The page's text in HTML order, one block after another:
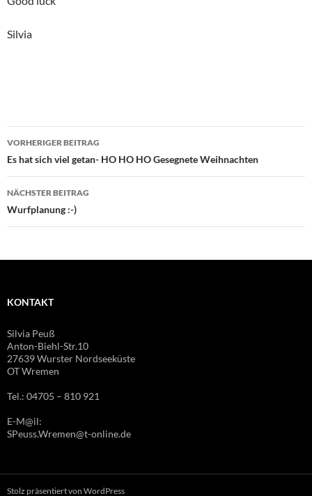
Silvia
Beitragsnavigation
VORHERIGER BEITRAG
Es hat sich viel getan- HO HO HO Gesegnete Weihnachten
NÄCHSTER BEITRAG
Wurfplanung :-)
KONTAKT
Silvia Peuß
Anton-Biehl-Str.10
27639 Wurster Nordseeküste
OT Wremen
Tel.: 04705 – 810 921
E-M@il:
SPeuss.Wremen@t-online.de
Stolz präsentiert von WordPress